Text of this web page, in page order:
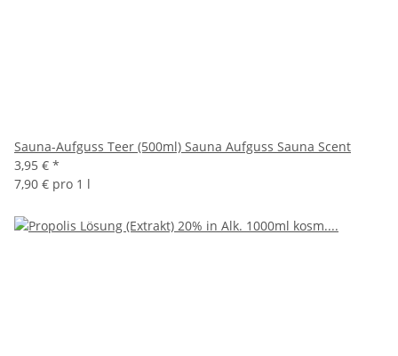
Sauna-Aufguss Teer (500ml) Sauna Aufguss Sauna Scent
3,95 € *
7,90 € pro 1 l